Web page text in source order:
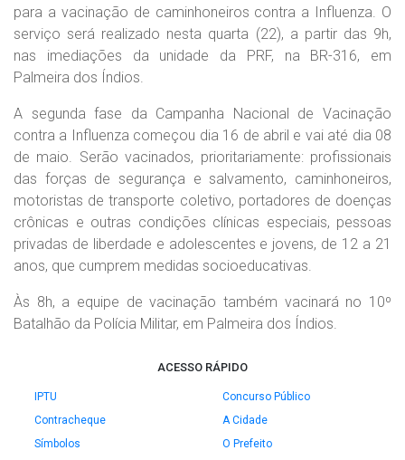
para a vacinação de caminhoneiros contra a Influenza. O
serviço será realizado nesta quarta (22), a partir das 9h,
nas imediações da unidade da PRF, na BR-316, em
Palmeira dos Índios.
A segunda fase da Campanha Nacional de Vacinação
contra a Influenza começou dia 16 de abril e vai até dia 08
de maio. Serão vacinados, prioritariamente: profissionais
das forças de segurança e salvamento, caminhoneiros,
motoristas de transporte coletivo, portadores de doenças
crônicas e outras condições clínicas especiais, pessoas
privadas de liberdade e adolescentes e jovens, de 12 a 21
anos, que cumprem medidas socioeducativas.
Às 8h, a equipe de vacinação também vacinará no 10º
Batalhão da Polícia Militar, em Palmeira dos Índios.
ACESSO RÁPIDO
IPTU
Concurso Público
Contracheque
A Cidade
Símbolos
O Prefeito